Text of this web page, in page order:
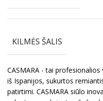
KILMĖS ŠALIS
CASMARA - tai
iš Ispanijos, sukurtos
patirtimi. CASMARA siūlo